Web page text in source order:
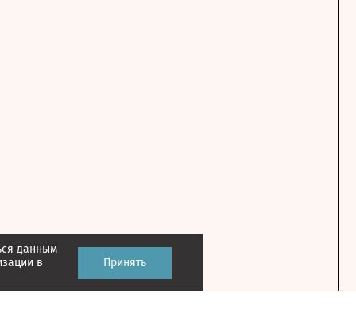
данным
в
Принять